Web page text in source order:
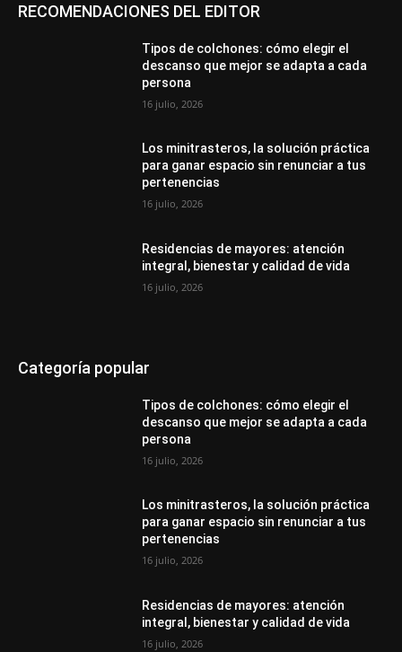
RECOMENDACIONES DEL EDITOR
Tipos de colchones: cómo elegir el
descanso que mejor se adapta a cada
persona
16 julio, 2026
Los minitrasteros, la solución práctica
para ganar espacio sin renunciar a tus
pertenencias
16 julio, 2026
Residencias de mayores: atención
integral, bienestar y calidad de vida
16 julio, 2026
Categoría popular
Tipos de colchones: cómo elegir el
descanso que mejor se adapta a cada
persona
16 julio, 2026
Los minitrasteros, la solución práctica
para ganar espacio sin renunciar a tus
pertenencias
16 julio, 2026
Residencias de mayores: atención
integral, bienestar y calidad de vida
16 julio, 2026